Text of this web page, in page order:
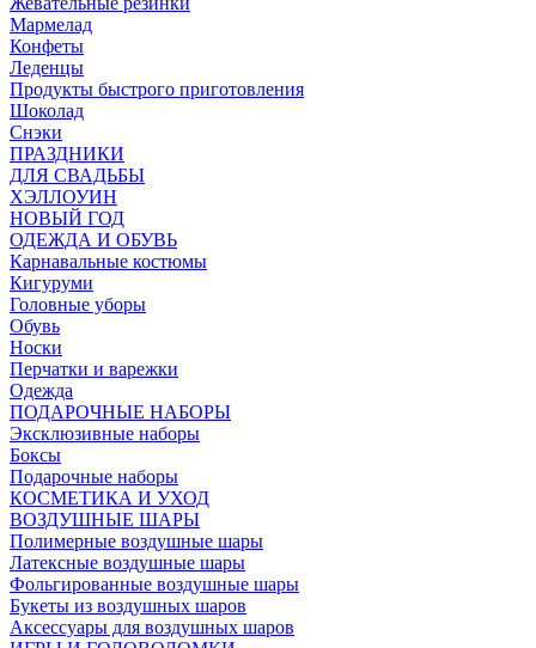
Мармелад
Конфеты
Леденцы
Продукты быстрого приготовления
Шоколад
Снэки
ПРАЗДНИКИ
ДЛЯ СВАДЬБЫ
ХЭЛЛОУИН
НОВЫЙ ГОД
ОДЕЖДА И ОБУВЬ
Карнавальные костюмы
Кигуруми
Головные уборы
Обувь
Носки
Перчатки и варежки
Одежда
ПОДАРОЧНЫЕ НАБОРЫ
Эксклюзивные наборы
Боксы
Подарочные наборы
КОСМЕТИКА И УХОД
ВОЗДУШНЫЕ ШАРЫ
Полимерные воздушные шары
Латексные воздушные шары
Фольгированные воздушные шары
Букеты из воздушных шаров
Аксессуары для воздушных шаров